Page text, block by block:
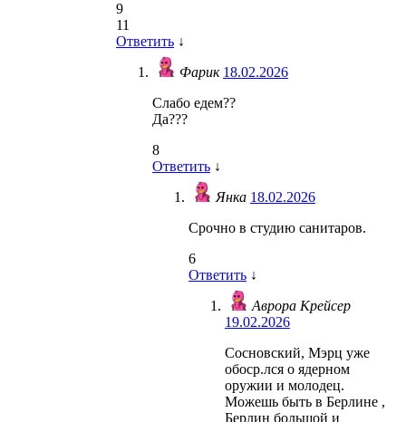
9
11
Ответить ↓
Фарик 18.02.2026
Слабо едем??
Да???
8
Ответить ↓
Янка 18.02.2026
Срочно в студию санитаров.
6
Ответить ↓
Аврора Крейсер
19.02.2026
Сосновский, Мэрц уже
обоср.лся о ядерном
оружии и молодец.
Можешь быть в Берлине ,
Берлин большой и